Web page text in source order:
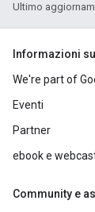
Ultimo
Informazioni
We're part of
Eventi
Partner
ebook e
Community e